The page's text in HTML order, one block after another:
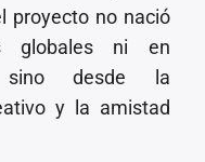
proyecto no nació
globales ni en
sino desde la
y la amistad